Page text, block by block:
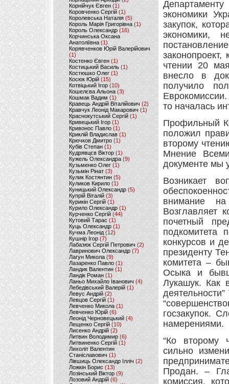
Корнійчук Євген (1)
Коровченко Сергій (1)
Королевська Наталія(5)
Король Марія Григорівна (1)
Король Олександр (16)
Корчинська Оксана
Анатоліївна (1)
Корявченков Юрій Валерійович
(1)
Костенко Євген (1)
Костицький Василь (1)
Костюшко Олег (1)
Косюк Юрій (15)
Котвіцький Ігор (10)
Кошелєва Альона(3)
Кошмак Вадим (1)
Кравець Андрій Віталійович (2)
Кравчук Леонід Макарович (1)
Краснокутський Сергій (1)
Кривецький Ігор (1)
Кривонос Павло (1)
Криклій Владислав (1)
Крючков Дмитро(1)
Кубів Степан(1)
Кудрявцєв Віктор (1)
Кужель Олександра (9)
Кузьменко Олег (1)
Кузьмін Рінат(3)
Кулик Костянтин(5)
Куликов Кирило (1)
Куницький Олександр (5)
Купрій Віталій (3)
Курикін Сергій(1)
Курило Олександр (1)
Курченко Сергій (44)
Кутовий Тарас (1)
Куць Олександр (1)
Кучма Леонід (12)
Кушнір Ігор(7)
Лабазюк Сергій Петрович (2)
Лавринович Олександр(7)
Лагун Микола(9)
Лазаренко Павло (1)
Ландик Валентин (1)
Ландік Роман (1)
Ланьо Михайло Іванович(4)
Лебедівський Валерій(1)
Левус Андрій(2)
Левцов Сергій (1)
Левченко Микола (1)
Левченко Юрій (6)
Леонід Черновецький (4)
Лещенко Сергій (10)
Лисенко Андрій (2)
Литвин Володимир (6)
Литвиненко Сергій (1)
Лихоліт Валентин
Станіславович (1)
Лівшиць Олександр Ілліч (2)
Ложкін Борис(13)
Лозінський Віктор(9)
Лозовий Андрій (6)
экономики
закупок,
экономики,
чтении 20
внесло в
получило
то началась
Профильный
положил
второму
Мнение
документе мы
Возникает
внимание
Возглавляет
почетный
подкомитета
конкурсов и
президенту
комитета –
Осыка и
Лукашук. Как
госзакупок.
намерениями.
“Ко второму
сильно
Продан. –
комиссия,